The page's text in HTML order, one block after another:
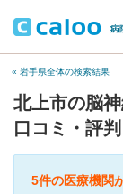
« 岩手県全体の検索結果
北上市の脳
口コミ・評判
5件の医療機関